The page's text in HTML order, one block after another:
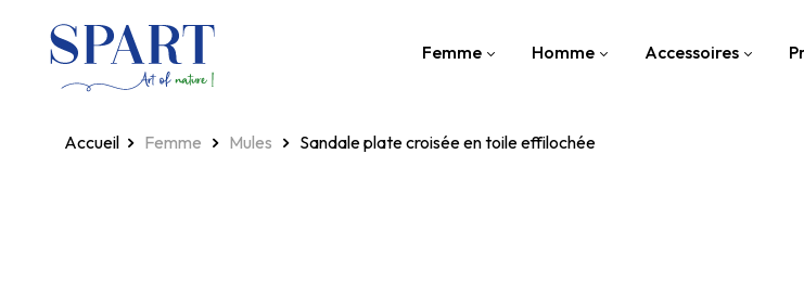
Femme Homme Accessoires
Homepage Femme Mules Sandale plate croisée en toile effilochée